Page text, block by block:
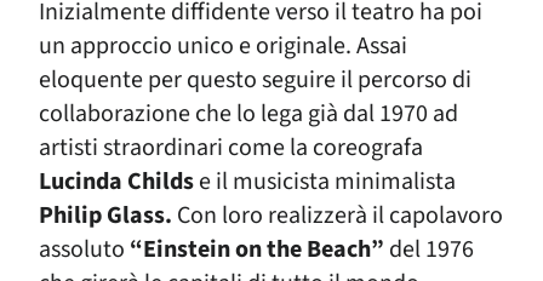
Inizialmente diffidente verso il teatro ha poi
un approccio unico e originale. Assai
eloquente per questo seguire il percorso di
collaborazione che lo lega già dal 1970 ad
artisti straordinari come la coreografa
Lucinda Childse il musicista minimalista
Philip Glass. Con loro realizzerà il capolavoro
assoluto “Einstein on the Beach” del 1976